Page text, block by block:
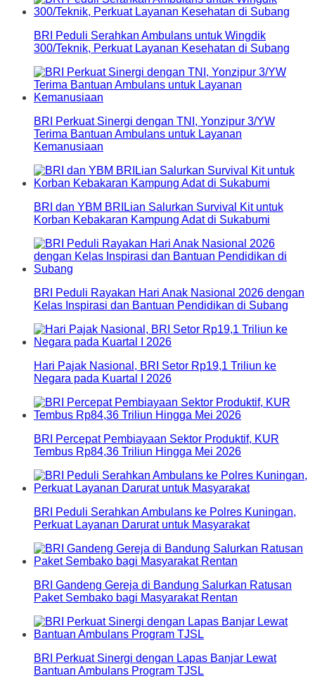
BRI Peduli Serahkan Ambulans untuk Wingdik
300/Teknik, Perkuat Layanan Kesehatan di Subang
BRI Perkuat Sinergi dengan TNI, Yonzipur 3/YW
Terima Bantuan Ambulans untuk Layanan
Kemanusiaan
BRI dan YBM BRILian Salurkan Survival Kit untuk
Korban Kebakaran Kampung Adat di Sukabumi
BRI Peduli Rayakan Hari Anak Nasional 2026 dengan
Kelas Inspirasi dan Bantuan Pendidikan di Subang
Hari Pajak Nasional, BRI Setor Rp19,1 Triliun ke
Negara pada Kuartal I 2026
BRI Percepat Pembiayaan Sektor Produktif, KUR
Tembus Rp84,36 Triliun Hingga Mei 2026
BRI Peduli Serahkan Ambulans ke Polres Kuningan,
Perkuat Layanan Darurat untuk Masyarakat
BRI Gandeng Gereja di Bandung Salurkan Ratusan
Paket Sembako bagi Masyarakat Rentan
BRI Perkuat Sinergi dengan Lapas Banjar Lewat
Bantuan Ambulans Program TJSL